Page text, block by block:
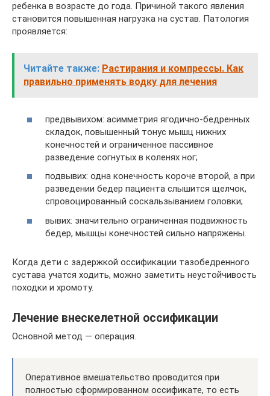
ребенка в возрасте до года. Причиной такого явления
становится повышенная нагрузка на сустав. Патология
проявляется:
Читайте также: Растирания и компрессы. Как
правильно применять водку для лечения
предвывихом: асимметрия ягодично-бедренных
складок, повышенный тонус мышц нижних
конечностей и ограниченное пассивное
разведение согнутых в коленях ног;
подвывих: одна конечность короче второй, а при
разведении бедер пациента слышится щелчок,
спровоцированный соскальзыванием головки;
вывих: значительно ограниченная подвижность
бедер, мышцы конечностей сильно напряжены.
Когда дети с задержкой оссификации тазобедренного
сустава учатся ходить, можно заметить неустойчивость
походки и хромоту.
Лечение внескелетной оссификации
Основной метод — операция.
Оперативное вмешательство проводится при
полностью сформированном оссификате, то есть